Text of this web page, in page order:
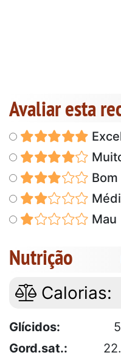
Avaliar esta
Bom
Mau
Nutrição
Calorias:
Glícidos:
Gord.sat.: